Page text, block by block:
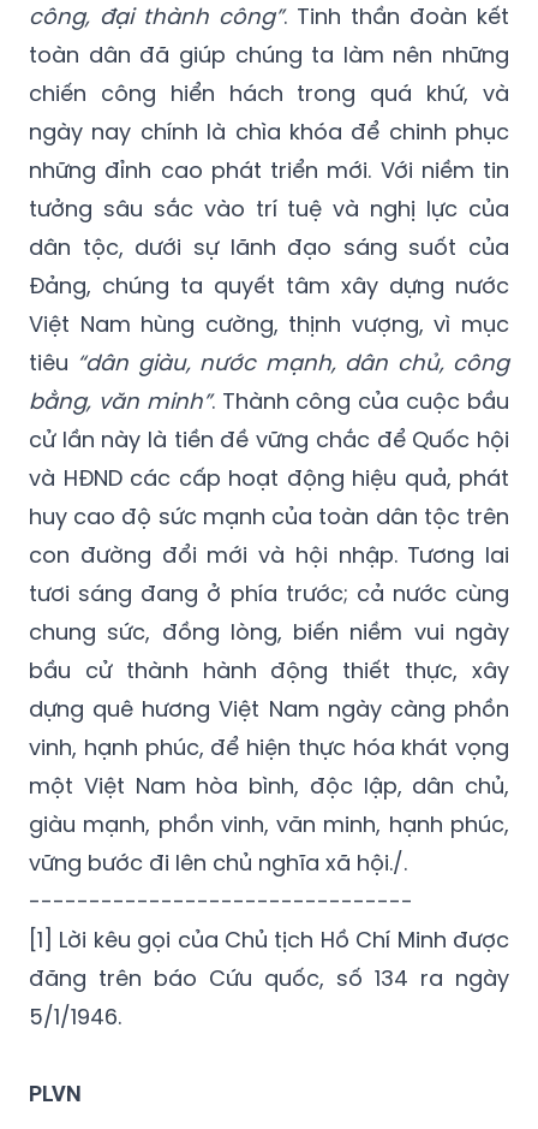
công, đại thành công”. Tinh thần đoàn kết
toàn dân đã giúp chúng ta làm nên những
chiến công hiển hách trong quá khứ, và
ngày nay chính là chìa khóa để chinh phục
những đỉnh cao phát triển mới. Với niềm tin
tưởng sâu sắc vào trí tuệ và nghị lực của
dân tộc, dưới sự lãnh đạo sáng suốt của
Đảng, chúng ta quyết tâm xây dựng nước
Việt Nam hùng cường, thịnh vượng, vì mục
tiêu “dân giàu, nước mạnh, dân chủ, công
bằng, văn minh”. Thành công của cuộc bầu
cử lần này là tiền đề vững chắc để Quốc hội
và HĐND các cấp hoạt động hiệu quả, phát
huy cao độ sức mạnh của toàn dân tộc trên
con đường đổi mới và hội nhập. Tương lai
tươi sáng đang ở phía trước; cả nước cùng
chung sức, đồng lòng, biến niềm vui ngày
bầu cử thành hành động thiết thực, xây
dựng quê hương Việt Nam ngày càng phồn
vinh, hạnh phúc, để hiện thực hóa khát vọng
một Việt Nam hòa bình, độc lập, dân chủ,
giàu mạnh, phồn vinh, văn minh, hạnh phúc,
vững bước đi lên chủ nghĩa xã hội./.
--------------------------------
[1] Lời kêu gọi của Chủ tịch Hồ Chí Minh được
đăng trên báo Cứu quốc, số 134 ra ngày
5/1/1946.
PLVN